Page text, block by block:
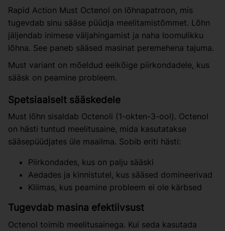
Rapid Action Must Octenol on lõhnapatroon, mis
tugevdab sinu sääse püüdja meelitamistõmmet. Lõhn
jäljendab inimese väljahingamist ja naha loomulikku
lõhna. See paneb sääsed masinat peremehena tajuma.
Must variant on mõeldud eelkõige piirkondadele, kus
sääsk on peamine probleem.
Spetsiaalselt sääskedele
Must lõhn sisaldab Octenoli (1-okten-3-ool). Octenol
on hästi tuntud meelitusaine, mida kasutatakse
sääsepüüdjates üle maailma. Sobib eriti hästi:
Piirkondades, kus on palju sääski
Aedades ja kinnistutel, kus sääsed domineerivad
Kliimas, kus peamine probleem ei ole kärbsed
Tugevdab masina efektiivsust
Octenol toimib meelitusainega. Kui seda kasutada